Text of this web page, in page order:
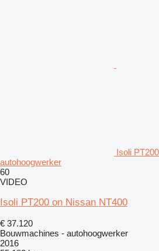
Isoli
autohoogwerker
60
VIDEO
Isoli PT200 on Nissan NT400
€ 37.120
Bouwmachines - autohoogwerker
2016